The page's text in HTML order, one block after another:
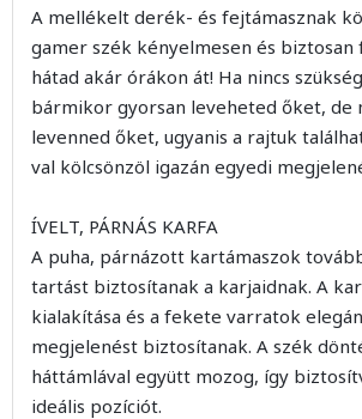
A mellékelt derék- és fejtámasznak
gamer szék kényelmesen és biztosan
hátad akár órákon át! Ha nincs
bármikor gyorsan leveheted őket, de
levenned őket, ugyanis a rajtuk
val kölcsönzöl igazán egyedi
ÍVELT, PÁRNÁS KARFA
A puha, párnázott kartámaszok
tartást biztosítanak a karjaidnak. A
kialakítása és a fekete varratok
megjelenést biztosítanak. A szék
háttámlával együtt mozog, így
ideális pozíciót.